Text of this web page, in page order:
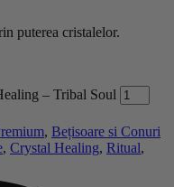
puterea cristalelor.
– Tribal Soul
, Bețisoare si Conuri
, Crystal Healing, Ritual,